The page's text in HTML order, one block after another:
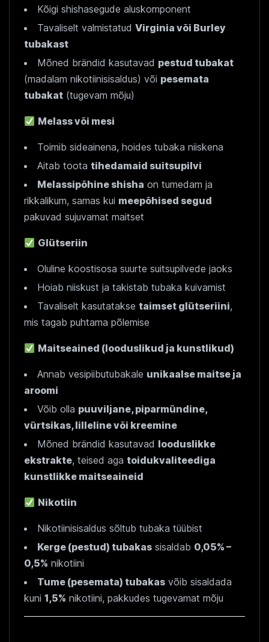
Kõigi shishasegude aluskomponent
Tavaliselt valmistatud Virginia või Burley
tubakast
Mõned brändid kasutavad pestud tubakat
(madalam nikotiinisisaldus) või pesemata
tubakat (tugevam mõju)
Melass või mesi
Toimib sideainena, hoides tubaka niiskena
Aitab toota tihedamaid suitsupilvi
Melassipõhine shisha on tumedam ja
rikkalikum, samas kui meepõhised segud
pakuvad sujuvamat maitset
Glütseriin
Oluline koostisosa suurte suitsupilvede jaoks
Hoiab niiskust ja takistab tubaka kuivamist
Tavaliselt kasutatakse taimset glütseriini,
mis tagab puhtama põlemise
Maitseained (looduslikud ja kunstlikud)
Annab vesipiibutubakale unikaalse maitse ja
aroomi
Võib olla puuviljane, piparmündine,
vürtsikas, lilleline või kreemine
Mõned brändid kasutavad looduslikke
ekstrakte, teised aga toidukvaliteediga
kunstlikke maitseaineid
Nikotiin
Nikotiinisisaldus sõltub tubaka tüübist
Kerge (pestud) tubakas sisaldab 0,05% –
0,5% nikotiini
Tume (pesemata) tubakas võib sisaldada
kuni 1,5% nikotiini, pakkudes tugevamat mõju